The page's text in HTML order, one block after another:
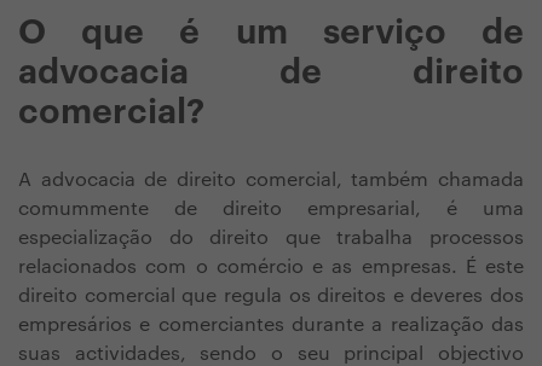
O que é um serviço de
advocacia de direito
comercial?
A advocacia de direito comercial, também chamada
comummente de direito empresarial, é uma
especialização do direito que trabalha processos
relacionados com o comércio e as empresas. É este
direito comercial que regula os direitos e deveres dos
empresários e comerciantes durante a realização das
suas actividades, sendo o seu principal objectivo